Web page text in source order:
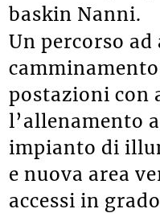
baskin Nanni.
Un percorso ad
postazioni con
l’allenamento
impianto di
e nuova area
accessi in